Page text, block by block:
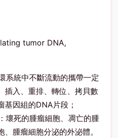
tumor DNA,
系統中不斷流動的攜帶一定
插入、重排、轉位、拷貝數
基因組的DNA片段；
壞死的腫瘤細胞、凋亡的腫
腫瘤細胞分泌的外泌體。